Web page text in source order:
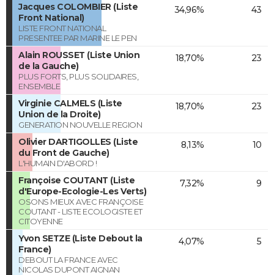
Jacques COLOMBIER (Liste
Front National)
LISTE FRONT NATIONAL
PRESENTEE PAR MARINE LE PEN
34,96% 43
Alain ROUSSET (Liste Union
de la Gauche)
PLUS FORTS, PLUS SOLIDAIRES,
ENSEMBLE
18,70% 23
Virginie CALMELS (Liste
Union de la Droite)
GENERATION NOUVELLE REGION
18,70% 23
Olivier DARTIGOLLES (Liste
du Front de Gauche)
L'HUMAIN D'ABORD !
8,13% 10
Françoise COUTANT (Liste
d'Europe-Ecologie-Les Verts)
OSONS MIEUX AVEC FRANÇOISE
COUTANT - LISTE ECOLOGISTE ET
CITOYENNE
7,32% 9
Yvon SETZE (Liste Debout la
France)
DEBOUT LA FRANCE AVEC
NICOLAS DUPONT AIGNAN
4,07% 5